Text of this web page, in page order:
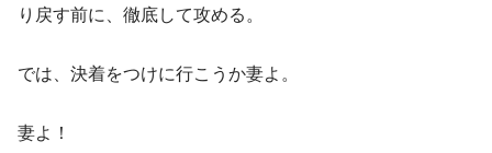
り戻す前に、徹底して攻める。
では、決着をつけに行こうか妻よ。
妻よ！